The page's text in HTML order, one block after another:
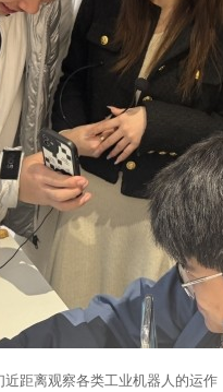
距离观察各类工业机器人的运